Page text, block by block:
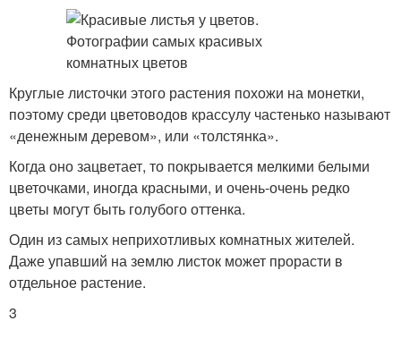
Круглые листочки этого растения похожи на монетки,
поэтому среди цветоводов крассулу частенько называют
«денежным деревом», или «толстянка».
Когда оно зацветает, то покрывается мелкими белыми
цветочками, иногда красными, и очень-очень редко
цветы могут быть голубого оттенка.
Один из самых неприхотливых комнатных жителей.
Даже упавший на землю листок может прорасти в
отдельное растение.
3